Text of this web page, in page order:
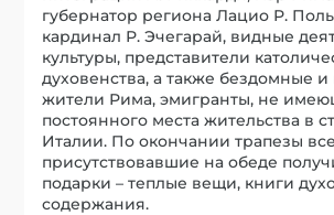
губернатор региона Лацио Р.
кардинал Р. Эчегарай, видные
культуры, представители
духовенства, а также бездомные
жители Рима, эмигранты, не
постоянного места жительства в
Италии. По окончании трапезы все
присутствовавшие на обеде
подарки – теплые вещи, книги
содержания.